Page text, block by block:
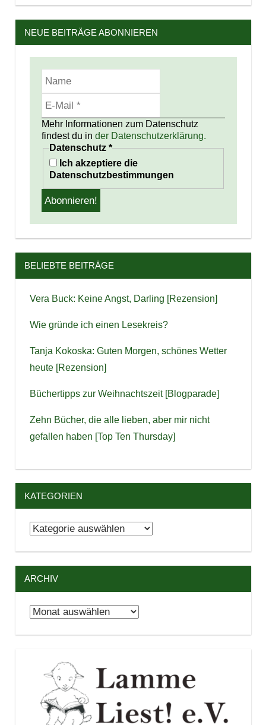
NEUE BEITRÄGE ABONNIEREN
Mehr Informationen zum Datenschutz
findest du in der Datenschutzerklärung.
Datenschutz *
Ich akzeptiere die
Datenschutzbestimmungen
BELIEBTE BEITRÄGE
Vera Buck: Keine Angst, Darling [Rezension]
Wie gründe ich einen Lesekreis?
Tanja Kokoska: Guten Morgen, schönes Wetter
heute [Rezension]
Büchertipps zur Weihnachtszeit [Blogparade]
Zehn Bücher, die alle lieben, aber mir nicht
gefallen haben [Top Ten Thursday]
KATEGORIEN
Kategorien
ARCHIV
Archiv